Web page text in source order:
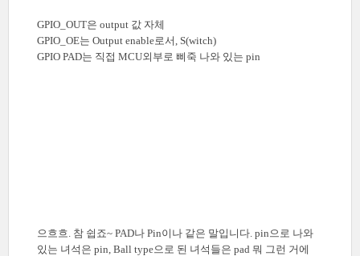
GPIO_OUT은 output 값 자체
GPIO_OE는 Output enable로서, S(witch)
GPIO PAD는 직접 MCU외부로 삐죽 나와 있는 pin
으흐흐. 참 쉽죠~ PAD나 Pin이나 같은 말입니다. pin으로 나와
있는 녀석은 pin, Ball type으로 된 녀석들은 pad 뭐 그런 거에